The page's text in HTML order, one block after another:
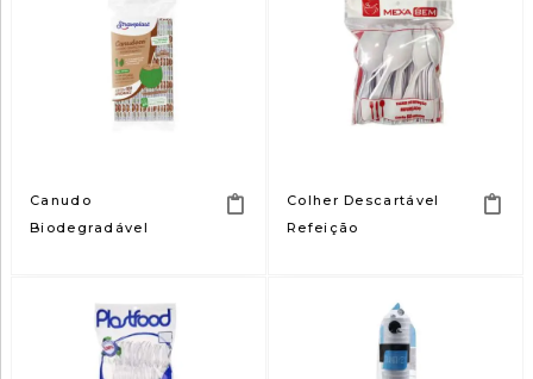
Canudo
Biodegradável
Colher Descartável
Refeição